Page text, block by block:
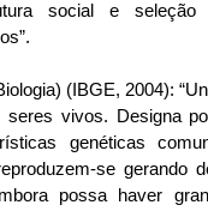
social e seleção
(IBGE, 2004):
vivos. Designa
genéticas
se gerando
possa haver